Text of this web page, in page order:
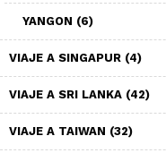
YANGON (6)
VIAJE A SINGAPUR (4)
VIAJE A SRI LANKA (42)
VIAJE A TAIWAN (32)